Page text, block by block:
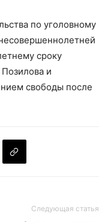
по уголовному
сроку
и
свободы после
Следующая статья